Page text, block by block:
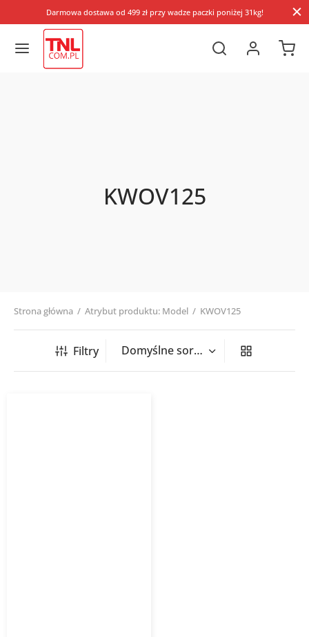
Darmowa dostawa od 499 zł przy wadze paczki poniżej 31kg!
KWOV125
Strona główna / Atrybut produktu: Model / KWOV125
Filtry